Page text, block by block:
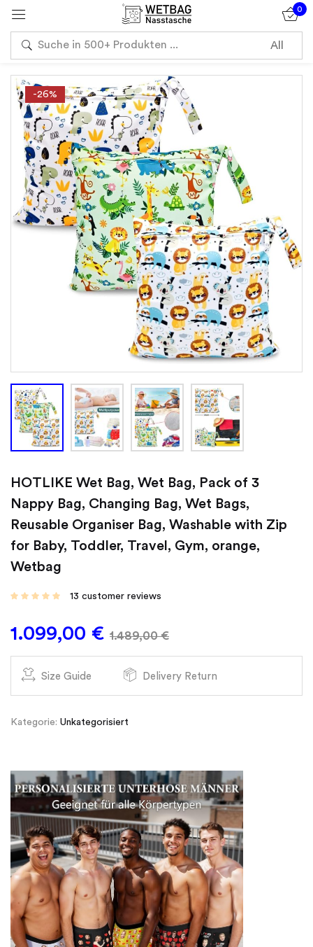
0
-26%
HOTLIKE Wet Bag, Wet Bag, Pack of 3
Nappy Bag, Changing Bag, Wet Bags,
Reusable Organiser Bag, Washable with Zip
for Baby, Toddler, Travel, Gym, orange,
Wetbag
13 customer reviews
1.099,00 € 1.489,00€
Size Guide Delivery Return
Kategorie: Unkategorisiert
Sign in
Remember me Lost password?
Log in
Create an account